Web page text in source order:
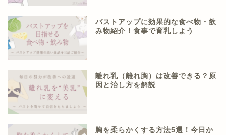
バストアップに効果的な食べ物・飲
み物紹介！食事で育乳しよう
離れ乳（離れ胸）は改善できる？原
因と治し方を解説
胸を柔らかくする方法5選！今日か